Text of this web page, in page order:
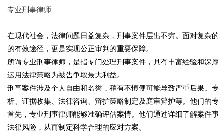
专业刑事律师
在现代社会，法律问题日益复杂，刑事案件层出不穷。面对复杂
的有效途径，更是实现公正审判的重要保障。
所谓专业刑事律师，是指专门处理刑事案件，具有丰富经验和
运用法律策略为被告争取最大利益。
刑事案件涉及个人自由和名誉，稍有不慎便可能导致严重后果。
析、证据收集、法律咨询、辩护策略制定及庭审辩护等。他们的
首先，专业刑事律师能够准确评估案情。他们通过详细了解案件
法律风险，从而制定科学合理的应对方案。